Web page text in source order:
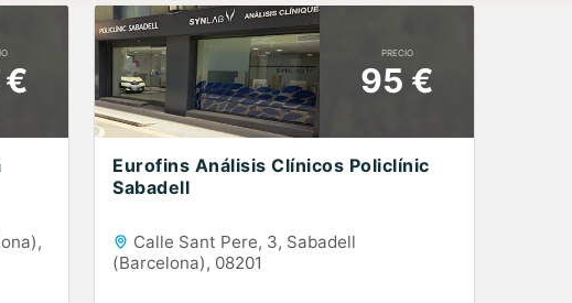
PRECIO
95 €
Eurofins Análisis Clínicos Policlínic
Sabadell
Calle Sant Pere, 3, Sabadell
(Barcelona), 08201